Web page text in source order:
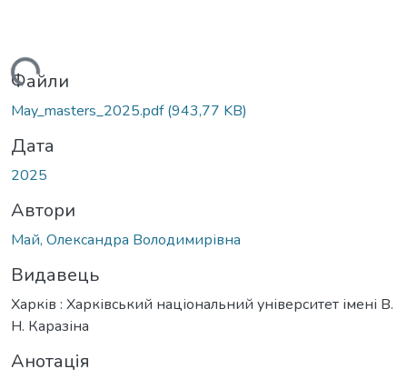
Файли
May_masters_2025.pdf(943,77 KB)
Дата
2025
Автори
Май, Олександра Володимирівна
Видавець
Харків : Харківський національний університет імені В.
Н. Каразіна
Анотація